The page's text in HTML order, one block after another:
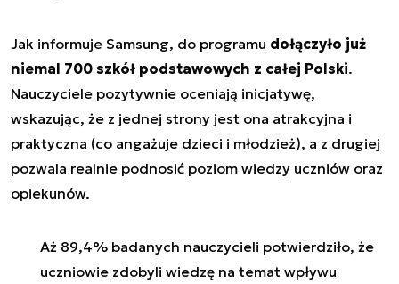
Jak informuje Samsung, do programu dołączyło już
niemal 700 szkół podstawowych z całej Polski.
Nauczyciele pozytywnie oceniają inicjatywę,
wskazując, że z jednej strony jest ona atrakcyjna i
praktyczna (co angażuje dzieci i młodzież), a z drugiej
pozwala realnie podnosić poziom wiedzy uczniów oraz
opiekunów.
Aż 89,4% badanych nauczycieli potwierdziło, że
uczniowie zdobyli wiedzę na temat wpływu